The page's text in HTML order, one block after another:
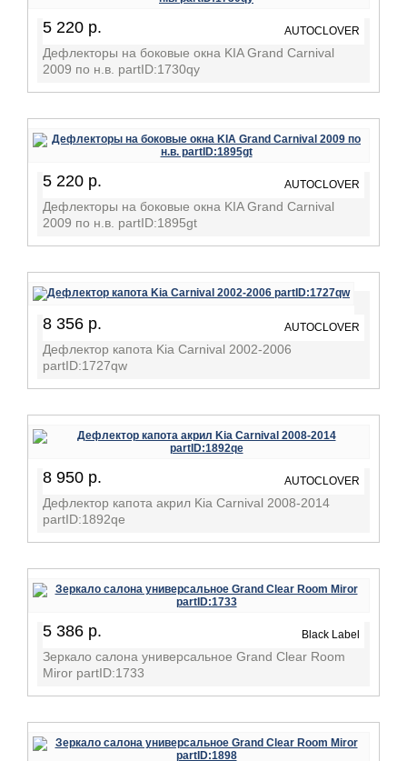
5 220 р. AUTOCLOVER
Дефлекторы на боковые окна KIA Grand Carnival
2009 по н.в. partID:1730qy
5 220 р. AUTOCLOVER
Дефлекторы на боковые окна KIA Grand Carnival
2009 по н.в. partID:1895gt
8 356 р. AUTOCLOVER
Дефлектор капота Kia Carnival 2002-2006
partID:1727qw
8 950 р. AUTOCLOVER
Дефлектор капота акрил Kia Carnival 2008-2014
partID:1892qe
5 386 р. Black Label
Зеркало салона универсальное Grand Clear Room
Miror partID:1733